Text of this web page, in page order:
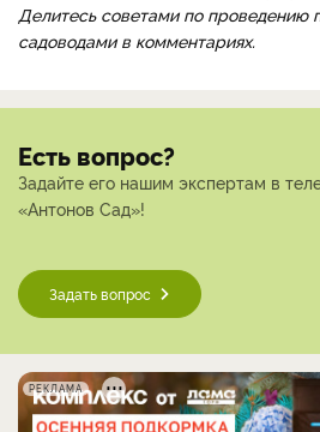
Делитесь советами по проведению
садоводами в комментариях.
Есть вопрос?
Задайте его нашим экспертам в
«Антонов Сад»!
Задать вопрос
РЕКЛАМА